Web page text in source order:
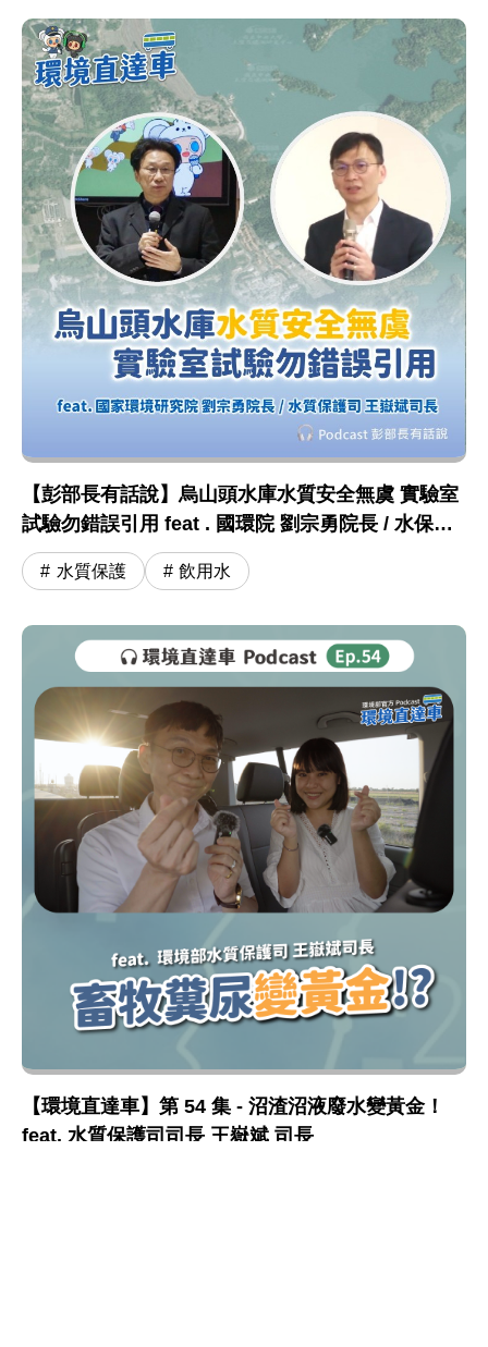
【彭部長有話說】烏山頭水庫水質安全無虞 實驗室
試驗勿錯誤引用 feat . 國環院 劉宗勇院長 / 水保司
王嶽斌司長
水質保護 飲用水
【環境直達車】第 54 集 - 沼渣沼液廢水變黃金！
feat. 水質保護司司長 王嶽斌 司長